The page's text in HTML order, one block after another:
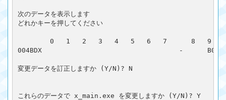
次のデータを表示します
どれかキーを押してください
0   1   2   3   4   5   6   7      8   9
004BDX                                  -      B0
変更データを訂正しますか (Y/N)? N
これらのデータで x_main.exe を変更しますか (Y/N)? Y